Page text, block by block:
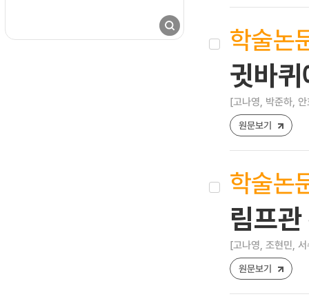
학술논
귓바
[고나영, 박준하,
원문보기
학술논
림프
[고나영, 조현민,
원문보기